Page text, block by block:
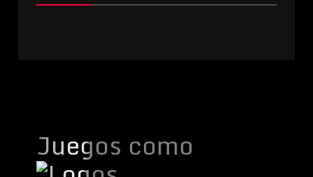
Juegos como